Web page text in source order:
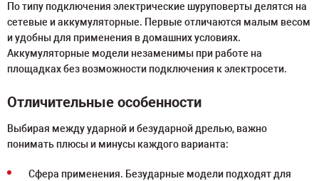
По типу подключения электрические шуруповерты делятся на
сетевые и аккумуляторные. Первые отличаются малым весом
и удобны для применения в домашних условиях.
Аккумуляторные модели незаменимы при работе на
площадках без возможности подключения к электросети.
Отличительные особенности
Выбирая между ударной и безударной дрелью, важно
понимать плюсы и минусы каждого варианта:
Сфера применения. Безударные модели подходят для